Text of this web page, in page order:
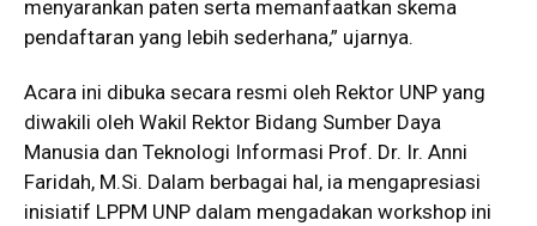
menyarankan paten serta memanfaatkan skema
pendaftaran yang lebih sederhana,” ujarnya.
Acara ini dibuka secara resmi oleh Rektor UNP yang
diwakili oleh Wakil Rektor Bidang Sumber Daya
Manusia dan Teknologi Informasi Prof. Dr. Ir. Anni
Faridah, M.Si. Dalam berbagai hal, ia mengapresiasi
inisiatif LPPM UNP dalam mengadakan workshop ini